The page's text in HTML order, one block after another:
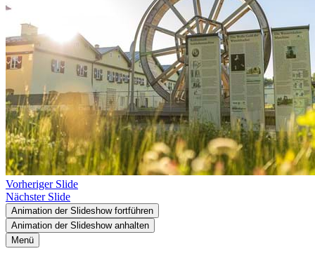
Vorheriger Slide
Nächster Slide
Animation der Slideshow fortführen
Animation der Slideshow anhalten
Menü